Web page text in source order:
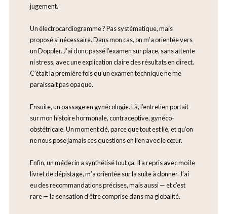
jugement.
Un électrocardiogramme ? Pas systématique, mais
proposé si nécessaire. Dans mon cas, on m’a orientée vers
un Doppler. J’ai donc passé l’examen sur place, sans attente
ni stress, avec une explication claire des résultats en direct.
C’était la première fois qu’un examen technique ne me
paraissait pas opaque.
Ensuite, un passage en gynécologie. Là, l’entretien portait
sur mon histoire hormonale, contraceptive, gynéco-
obstétricale. Un moment clé, parce que tout est lié, et qu’on
ne nous pose jamais ces questions en lien avec le cœur.
Enfin, un médecin a synthétisé tout ça. Il a repris avec moi le
livret de dépistage, m’a orientée sur la suite à donner. J’ai
eu des recommandations précises, mais aussi — et c’est
rare — la sensation d’être comprise dans ma globalité.